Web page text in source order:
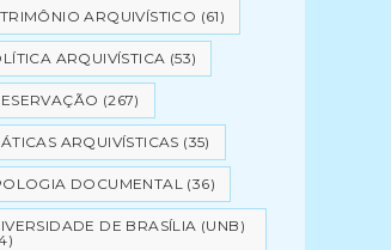
ARQUIVÍSTICO (61)
ARQUIVÍSTICA (53)
(267)
ARQUIVÍSTICAS (35)
DOCUMENTAL (36)
DE BRASÍLIA (UNB)